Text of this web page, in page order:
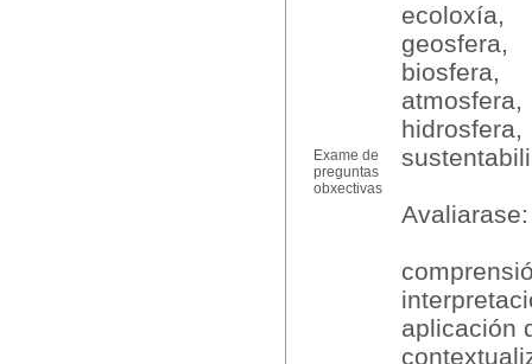
Exame de
preguntas
obxectivas
ecoloxía,
geosfera,
biosfera,
atmosfera,
hidrosfera,
Avaliarase:
aplicación